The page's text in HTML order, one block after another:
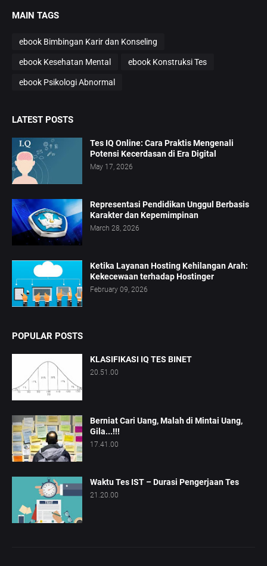
MAIN TAGS
ebook Bimbingan Karir dan Konseling
ebook Kesehatan Mental ebook Konstruksi Tes
ebook Psikologi Abnormal
LATEST POSTS
Tes IQ Online: Cara Praktis Mengenali
Potensi Kecerdasan di Era Digital
May 17, 2026
Representasi Pendidikan Unggul Berbasis
Karakter dan Kepemimpinan
March 28, 2026
Ketika Layanan Hosting Kehilangan Arah:
Kekecewaan terhadap Hostinger
February 09, 2026
POPULAR POSTS
KLASIFIKASI IQ TES BINET
20.51.00
Berniat Cari Uang, Malah di Mintai Uang,
Gila...!!!
17.41.00
Waktu Tes IST – Durasi Pengerjaan Tes
21.20.00